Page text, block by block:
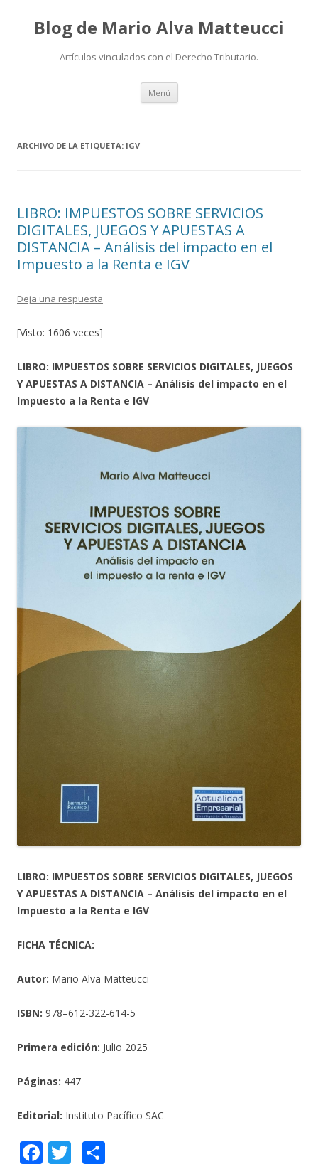
Blog de Mario Alva Matteucci
Artículos vinculados con el Derecho Tributario.
Menú Ir
contenido
ARCHIVO DE LA ETIQUETA: IGV
LIBRO: IMPUESTOS SOBRE SERVICIOS
DIGITALES, JUEGOS Y APUESTAS A
DISTANCIA – Análisis del impacto en el
Impuesto a la Renta e IGV
Deja una respuesta
[Visto: 1606 veces]
LIBRO: IMPUESTOS SOBRE SERVICIOS DIGITALES, JUEGOS
Y APUESTAS A DISTANCIA – Análisis del impacto en el
Impuesto a la Renta e IGV
LIBRO: IMPUESTOS SOBRE SERVICIOS DIGITALES, JUEGOS
Y APUESTAS A DISTANCIA – Análisis del impacto en el
Impuesto a la Renta e IGV
FICHA TÉCNICA:
Autor: Mario Alva Matteucci
ISBN: 978–612-322-614-5
Primera edición: Julio 2025
Páginas: 447
Editorial: Instituto Pacífico SAC
F T